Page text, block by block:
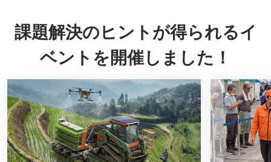
課題解決のヒントが得られるイ
ベントを開催しました！